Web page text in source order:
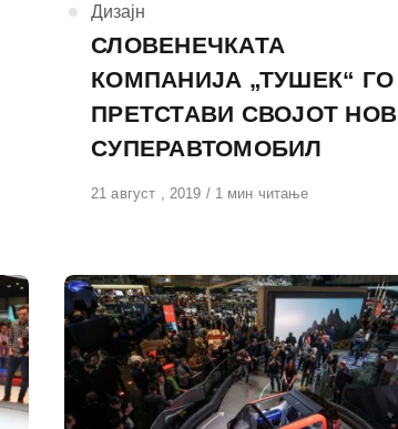
КАтегорија
Дизајн
СЛОВЕНЕЧКАТА
КОМПАНИЈА „ТУШЕК“ ГО
ПРЕТСТАВИ СВОЈОТ НОВ
СУПЕРАВТОМОБИЛ
Објавено
21 август , 2019 1 мин читање